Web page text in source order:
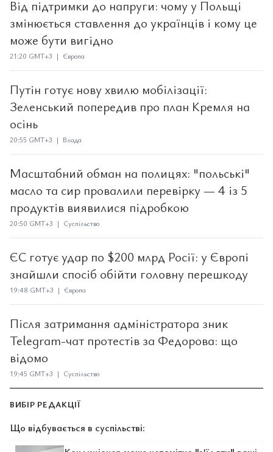
Від підтримки до напруги: чому у Польщі
змінюється ставлення до українців і кому це
може бути вигідно
21:20 GMT+3 | Європа
Путін готує нову хвилю мобілізації:
Зеленський попередив про план Кремля на
осінь
20:55 GMT+3 | Влада
Масштабний обман на полицях: "польські"
масло та сир провалили перевірку — 4 із 5
продуктів виявилися підробкою
20:50 GMT+3 | Суспільство
ЄС готує удар по $200 млрд Росії: у Європі
знайшли спосіб обійти головну перешкоду
19:48 GMT+3 | Європа
Після затримання адміністратора зник
Telegram-чат протестів за Федорова: що
відомо
19:45 GMT+3 | Суспільство
ВИБІР РЕДАКЦІЇ
Що відбувається в суспільстві: